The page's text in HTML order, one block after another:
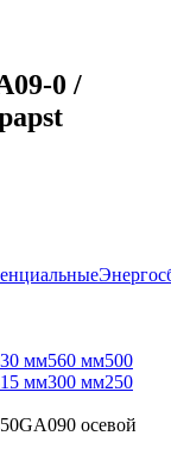
0 /
мм560 мм500
мм300 мм250
осевой